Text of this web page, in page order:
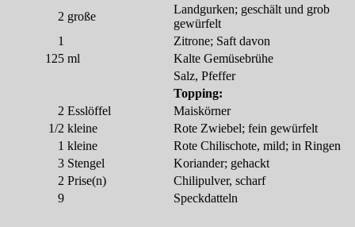
2 große
Landgurken; geschält und grob
gewürfelt
1
Zitrone; Saft davon
125 ml
Kalte Gemüsebrühe
Salz, Pfeffer
Topping:
2 Esslöffel
Maiskörner
1/2 kleine
Rote Zwiebel; fein gewürfelt
1 kleine
Rote Chilischote, mild; in Ringen
3 Stengel
Koriander; gehackt
2 Prise(n)
Chilipulver, scharf
9
Speckdatteln